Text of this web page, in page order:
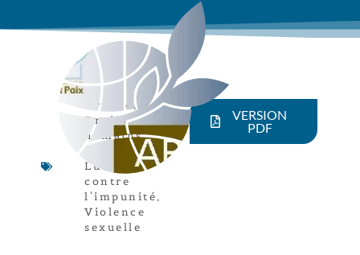
Article ,
Droits
humains,
Genre
Lutte
contre
l'impunité,
Violence
sexuelle
VERSION
PDF